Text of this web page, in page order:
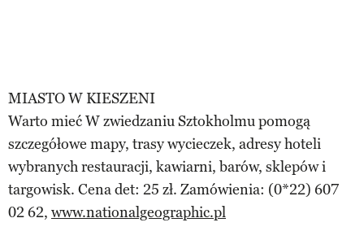
MIASTO W KIESZENI
Warto mieć W zwiedzaniu Sztokholmu pomogą
szczegółowe mapy, trasy wycieczek, adresy hoteli
wybranych restauracji, kawiarni, barów, sklepów i
targowisk. Cena det: 25 zł. Zamówienia: (0*22) 607
02 62, www.nationalgeographic.pl